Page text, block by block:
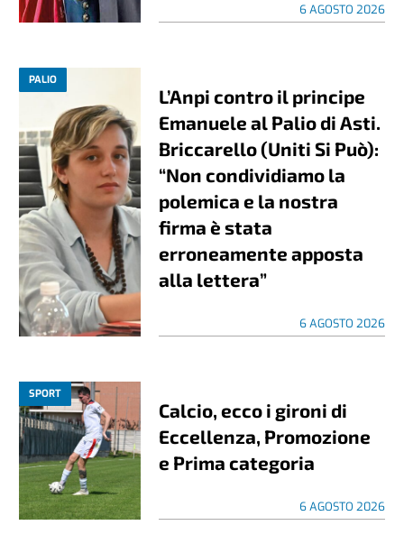
6 AGOSTO 2026
PALIO
L’Anpi contro il principe
Emanuele al Palio di Asti.
Briccarello (Uniti Si Può):
“Non condividiamo la
polemica e la nostra
firma è stata
erroneamente apposta
alla lettera”
6 AGOSTO 2026
SPORT
Calcio, ecco i gironi di
Eccellenza, Promozione
e Prima categoria
6 AGOSTO 2026